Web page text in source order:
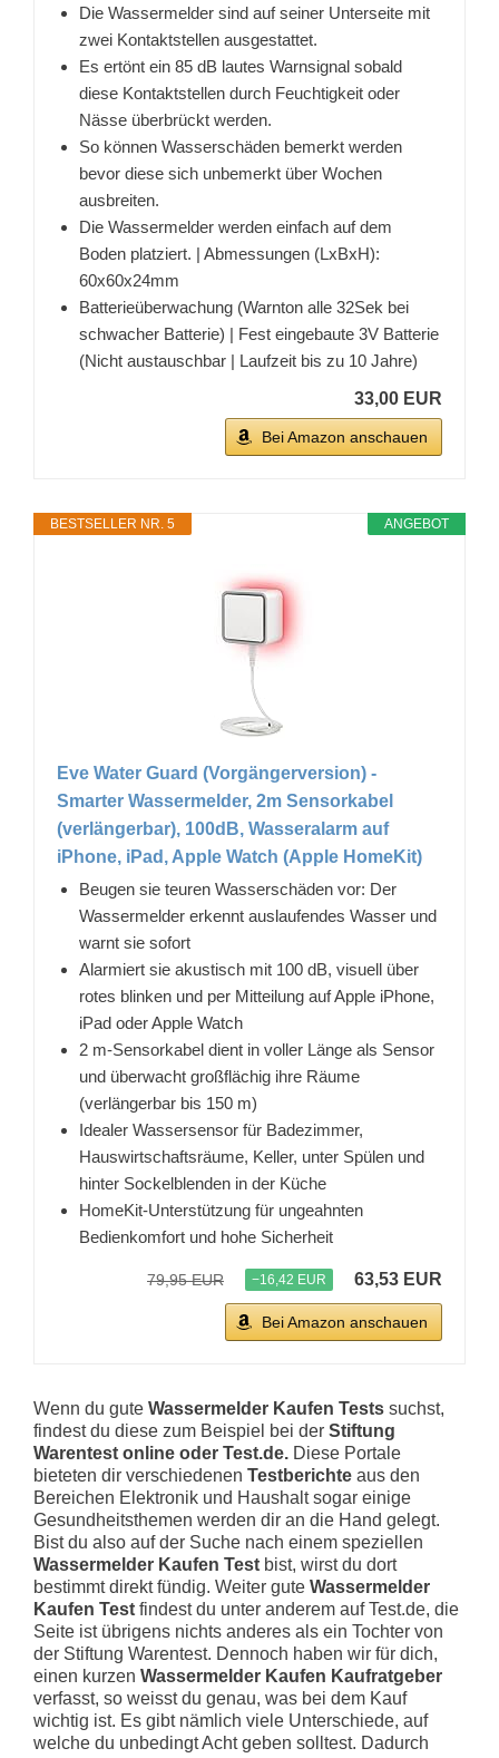
Die Wassermelder sind auf seiner Unterseite mit
zwei Kontaktstellen ausgestattet.
Es ertönt ein 85 dB lautes Warnsignal sobald
diese Kontaktstellen durch Feuchtigkeit oder
Nässe überbrückt werden.
So können Wasserschäden bemerkt werden
bevor diese sich unbemerkt über Wochen
ausbreiten.
Die Wassermelder werden einfach auf dem
Boden platziert. | Abmessungen (LxBxH):
60x60x24mm
Batterieüberwachung (Warnton alle 32Sek bei
schwacher Batterie) | Fest eingebaute 3V Batterie
(Nicht austauschbar | Laufzeit bis zu 10 Jahre)
33,00 EUR
Bei Amazon anschauen
ANGEBOT
BESTSELLER NR. 5
Eve Water Guard (Vorgängerversion) -
Smarter Wassermelder, 2m Sensorkabel
(verlängerbar), 100dB, Wasseralarm auf
iPhone, iPad, Apple Watch (Apple HomeKit)
Beugen sie teuren Wasserschäden vor: Der
Wassermelder erkennt auslaufendes Wasser und
warnt sie sofort
Alarmiert sie akustisch mit 100 dB, visuell über
rotes blinken und per Mitteilung auf Apple iPhone,
iPad oder Apple Watch
2 m-Sensorkabel dient in voller Länge als Sensor
und überwacht großflächig ihre Räume
(verlängerbar bis 150 m)
Idealer Wassersensor für Badezimmer,
Hauswirtschaftsräume, Keller, unter Spülen und
hinter Sockelblenden in der Küche
HomeKit-Unterstützung für ungeahnten
Bedienkomfort und hohe Sicherheit
79,95 EUR −16,42 EUR 63,53 EUR
Bei Amazon anschauen
Wenn du gute Wassermelder Kaufen Tests suchst,
findest du diese zum Beispiel bei der Stiftung
Warentest online oder Test.de. Diese Portale
bieteten dir verschiedenen Testberichte aus den
Bereichen Elektronik und Haushalt sogar einige
Gesundheitsthemen werden dir an die Hand gelegt.
Bist du also auf der Suche nach einem speziellen
Wassermelder Kaufen Test bist, wirst du dort
bestimmt direkt fündig. Weiter gute Wassermelder
Kaufen Test findest du unter anderem auf Test.de, die
Seite ist übrigens nichts anderes als ein Tochter von
der Stiftung Warentest. Dennoch haben wir für dich,
einen kurzen Wassermelder Kaufen Kaufratgeber
verfasst, so weisst du genau, was bei dem Kauf
wichtig ist. Es gibt nämlich viele Unterschiede, auf
welche du unbedingt Acht geben solltest. Dadurch